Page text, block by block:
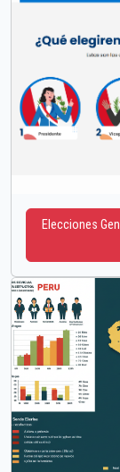
Elecciones